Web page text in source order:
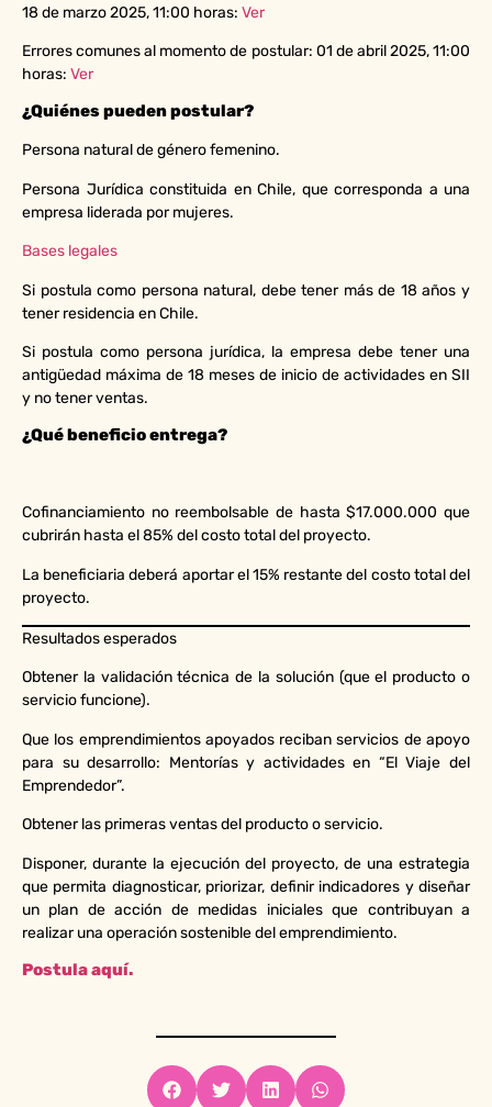
18 de marzo 2025, 11:00 horas: Ver
Errores comunes al momento de postular: 01 de abril 2025, 11:00
horas: Ver
¿Quiénes pueden postular?
Persona natural de género femenino.
Persona Jurídica constituida en Chile, que corresponda a una
empresa liderada por mujeres.
Bases legales
Si postula como persona natural, debe tener más de 18 años y
tener residencia en Chile.
Si postula como persona jurídica, la empresa debe tener una
antigüedad máxima de 18 meses de inicio de actividades en SII
y no tener ventas.
¿Qué beneficio entrega?
Cofinanciamiento no reembolsable de hasta $17.000.000 que
cubrirán hasta el 85% del costo total del proyecto.
La beneficiaria deberá aportar el 15% restante del costo total del
proyecto.
Resultados esperados
Obtener la validación técnica de la solución (que el producto o
servicio funcione).
Que los emprendimientos apoyados reciban servicios de apoyo
para su desarrollo: Mentorías y actividades en “El Viaje del
Emprendedor”.
Obtener las primeras ventas del producto o servicio.
Disponer, durante la ejecución del proyecto, de una estrategia
que permita diagnosticar, priorizar, definir indicadores y diseñar
un plan de acción de medidas iniciales que contribuyan a
realizar una operación sostenible del emprendimiento.
Postula aquí.